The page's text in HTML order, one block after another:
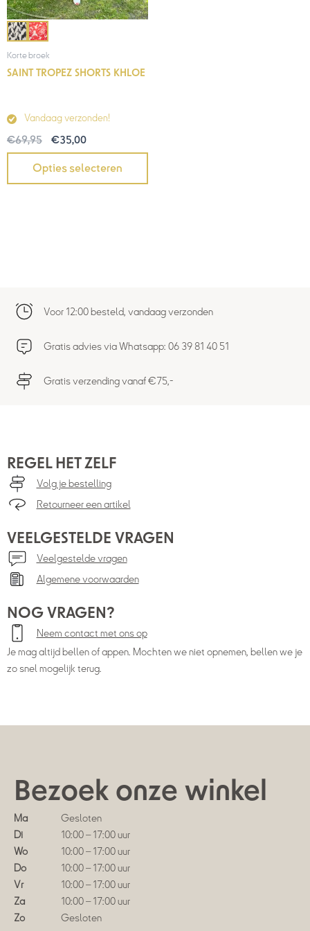
Korte broek
SAINT TROPEZ SHORTS KHLOE
Vandaag verzonden!
€69,95 €35,00
Opties selecteren
Voor 12:00 besteld, vandaag verzonden
Gratis advies via Whatsapp: 06 39 81 40 51
Gratis verzending vanaf €75,-
REGEL HET ZELF
Volg je bestelling
Retourneer een artikel
VEELGESTELDE VRAGEN
Veelgestelde vragen
Algemene voorwaarden
NOG VRAGEN?
Neem contact met ons op
Je mag altijd bellen of appen. Mochten we niet opnemen, bellen we je
zo snel mogelijk terug.
Bezoek onze winkel
Ma
Gesloten
Di
10:00 – 17:00 uur
Wo
10:00 – 17:00 uur
Do
10:00 – 17:00 uur
Vr
10:00 – 17:00 uur
Za
10:00 – 17:00 uur
Zo
Gesloten